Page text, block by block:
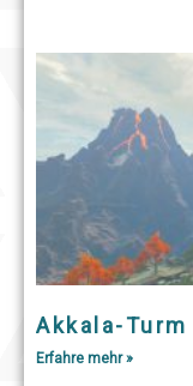
Akkala-
Erfahre mehr »